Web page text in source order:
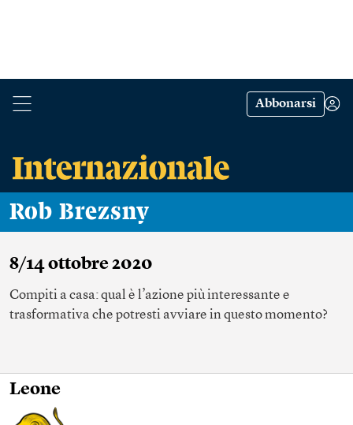
Abbonarsi
Rob Brezsny
8/14 ottobre 2020
Compiti a casa: qual è l’azione più interessante e
trasformativa che potresti avviare in questo momento?
Leone